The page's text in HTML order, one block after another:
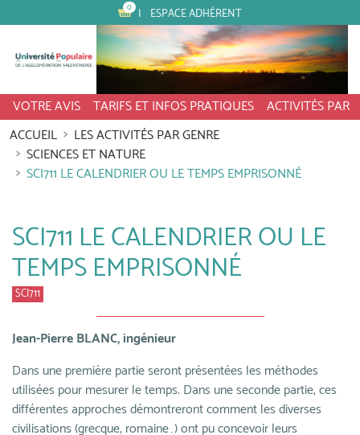
0 ESPACE ADHÉRENT
VOTRE AVIS TARIFS ET INFOS PRATIQUES ACTIVITÉS PAR
ACCUEIL
LES ACTIVITÉS PAR GENRE
SCIENCES ET NATURE
SCI711 LE CALENDRIER OU LE TEMPS EMPRISONNÉ
SCI711 LE CALENDRIER OU LE
TEMPS EMPRISONNÉ
SCI711
Jean-Pierre BLANC, ingénieur
Dans une première partie seront présentées les méthodes
utilisées pour mesurer le temps. Dans une seconde partie, ces
différentes approches démontreront comment les diverses
civilisations (grecque, romaine…) ont pu concevoir leurs